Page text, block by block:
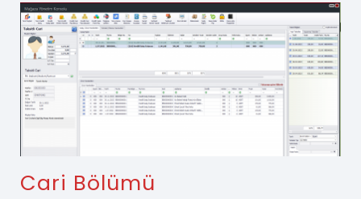
Cari Bölümü